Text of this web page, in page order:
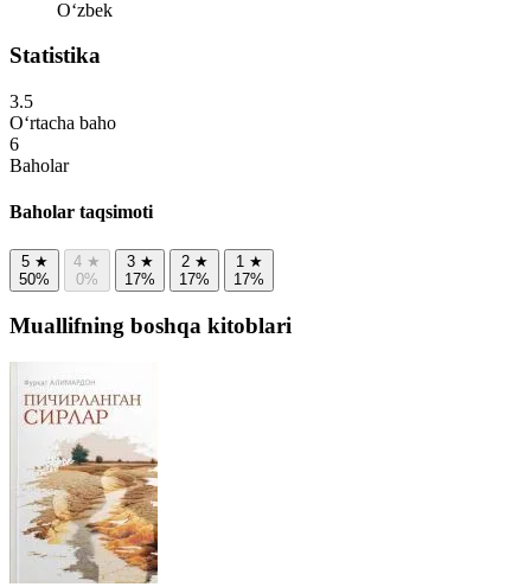
Oʻzbek
Statistika
3.5
O‘rtacha baho
6
Baholar
Baholar taqsimoti
5 ★
50%
4 ★
0%
3 ★
17%
2 ★
17%
1 ★
17%
Muallifning boshqa kitoblari